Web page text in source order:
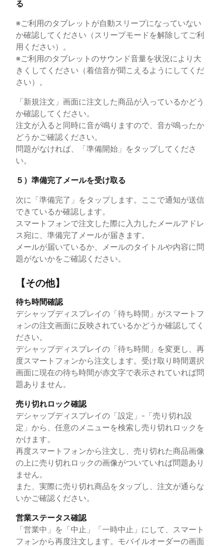
る
※ご利用のタブレットが自動スリープになっていない
か確認してください（スリープモードを解除してご利
用ください）。
※ご利用のタブレットのサウンド音量を状況により大
きくしてください（着信音が聞こえるようにしてくだ
さい）。
「新規注文」画面に注文した商品が入っているかどう
か確認してください。
注文が入ると同時に音が鳴りますので、音が鳴ったか
どうかご確認ください。
問題がなければ、「準備開始」をタップしてくださ
い。
５）準備完了メールを受け取る
次に「準備完了」をタップします。ここで通知が送信
できているか確認します。
スマートフォンで注文した際に入力したメールアドレ
ス宛に、準備完了メールが届きます。
メールが届いているか、メールのタイトルや内容に問
題がないかをご確認ください。
【その他】
待ち時間確認
デシャップディスプレイの「待ち時間」がスマートフ
ォンの注文画面に反映されているかどうか確認してく
ださい。
デシャップディスプレイの「待ち時間」を変更し、再
度スマートフォンから注文します。受け取り時間選択
画面に現在の待ち時間が赤文字で表示されていれば問
題ありません。
売り切れロック確認
デシャップディスプレイの「設定」-「売り切れ設
定」から、任意のメニューを検索し売り切れロックを
かけます。
再度スマートフォンから注文し、売り切れた商品画像
の上に売り切れロックの画像がついていれば問題あり
ません。
また、実際に売り切れ商品をタップし、注文が通らな
いかご確認ください。
営業ステータス確認
「営業中」を「中止」「一時中止」にして、スマート
フォンから再度注文します。モバイルオーダーの画面